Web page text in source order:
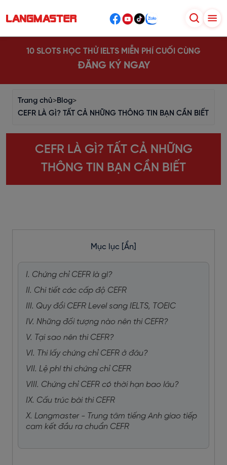
10 SLOTS HỌC THỬ IELTS MIỄN PHÍ CUỐI CÙNG
ĐĂNG KÝ NGAY
Trang chủ>Blog>
CEFR LÀ GÌ? TẤT CẢ NHỮNG THÔNG TIN BẠN CẦN BIẾT
CEFR LÀ GÌ? TẤT CẢ NHỮNG
THÔNG TIN BẠN CẦN BIẾT
Mục lục [Ẩn]
I. Chứng chỉ CEFR là gì?
II. Chi tiết các cấp độ CEFR
III. Quy đổi CEFR Level sang IELTS, TOEIC
IV. Những đối tượng nào nên thi CEFR?
V. Tại sao nên thi CEFR?
VI. Thi lấy chứng chỉ CEFR ở đâu?
VII. Lệ phí thi chứng chỉ CEFR
VIII. Chứng chỉ CEFR có thời hạn bao lâu?
IX. Cấu trúc bài thi CEFR
X. Langmaster - Trung tâm tiếng Anh giao tiếp
cam kết đầu ra chuẩn CEFR